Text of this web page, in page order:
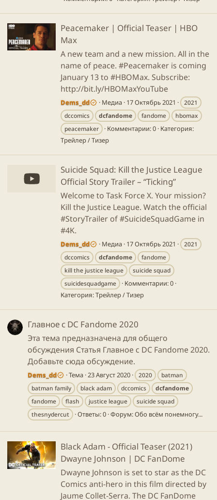
Peacemaker | Official Teaser | HBO
Max
A new team and a new mission. All in the
name of peace. #Peacemaker is coming
January 13 to #HBOMax. Subscribe:
http://bit.ly/HBOMaxYouTube
Dems_dd Медиа 17 Октябрь 2021
2021
dccomics
dcfandome fandome
hbomax
peacemaker
Комментарии: 0 Категория:
Трейлер / Тизер
Suicide Squad: Kill the Justice League
Official Story Trailer – “Ticking”
Welcome to Task Force X. Your mission?
Kill the Justice League. Watch the official
#StoryTrailer of #SuicideSquadGame in
#4K.
Dems_dd Медиа 17 Октябрь 2021
2021
dccomics
dcfandome
fandome
kill the justice league
suicide squad
suicidesquadgame
Комментарии: 0
Категория: Трейлер / Тизер
Главное с DC Fandome 2020
Эта тема предназначена для общего
обсуждения Статья Главное с DC Fandome 2020.
Добавьте сюда обсуждение.
Dems_dd Тема 23 Август 2020 2020
batman
batman family
black adam dccomics
dcfandome
fandome
flash justice league
suicide squad
thesnydercut
Ответы: 0 Форум:Обо всём понемногу...
Black Adam - Official Teaser (2021)
Dwayne Johnson | DC FanDome
Dwayne Johnson is set to star as the DC
Comics anti-hero in this film directed by
Jaume Collet-Serra. The DC FanDome